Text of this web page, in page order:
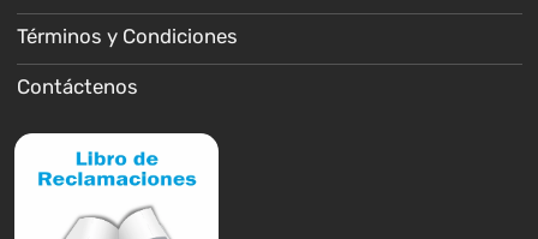
Términos y Condiciones
Contáctenos